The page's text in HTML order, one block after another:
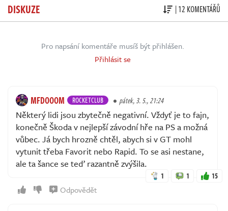
DISKUZE | 12 KOMENTÁŘŮ
Pro napsání komentáře musíš být přihlášen.
Přihlásit se
MFDOOOM ROCKETCLUB pátek, 3. 5., 21:24
Některý lidi jsou zbytečně negativní. Vždyť je to fajn,
konečně Škoda v nejlepší závodní hře na PS a možná
vůbec. Já bych hrozně chtěl, abych si v GT mohl
vytunit třeba Favorit nebo Rapid. To se asi nestane,
ale ta šance se teď razantně zvýšila.
1 1 15
Odpovědět